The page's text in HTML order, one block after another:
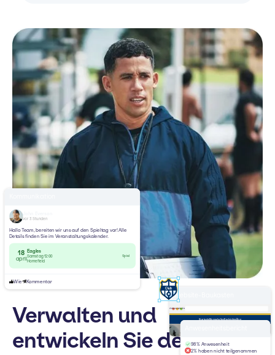
Verwalten und
entwickeln Sie den
Website-Baukasten
deinverein.de
StartseiteMannschaftenNachrichten Über
vor 3 Stunden
Hallo Team, bereiten wir uns auf den Spieltag vor! Alle
Details finden Sie im Veranstaltungskalender.
18
april
Eagles
Samstag 12:00
Homefield
Spiel
Wie Kommentar
98% Anwesenheit
2% haben nicht teilgenommen